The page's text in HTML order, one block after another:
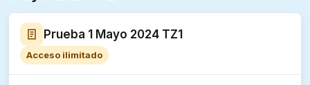
Prueba 1 Mayo 2024 TZ1
Acceso ilimitado